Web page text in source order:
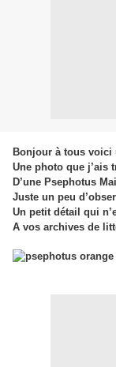
Bonjour à tous voici
Une photo que j’ais
D’une Psephotus
Juste un peu
Un petit détail qui
A vos archives de